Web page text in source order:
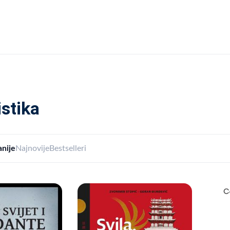
NajnovijeBestselleri